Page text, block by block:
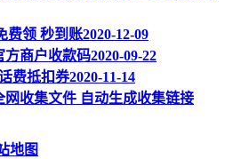
费领 秒到账2020-12-09
方商户收款码2020-09-22
费抵扣券2020-11-14
网收集文件 自动生成收集链接
地图